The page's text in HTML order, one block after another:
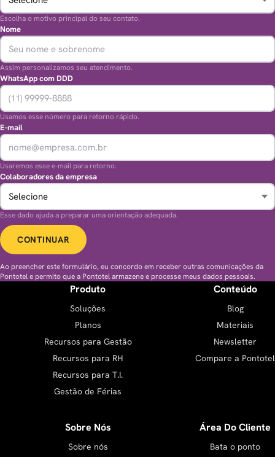
Escolha o motivo principal do seu contato.
Nome
Assim personalizamos seu atendimento.
WhatsApp com DDD
Usamos esse número para retorno rápido.
E-mail
Usaremos esse e-mail para retorno.
Colaboradores da empresa
Esse dado ajuda a preparar uma orientação adequada.
CONTINUAR
Ao preencher este formulário, eu concordo em receber outras comunicações da
Pontotel e permito que a Pontotel armazene e processe meus dados pessoais.
Produto
Soluções
Planos
Recursos para Gestão
Recursos para RH
Recursos para T.I.
Gestão de Férias
Conteúdo
Blog
Materiais
Newsletter
Compare a Pontotel
Sobre Nós
Sobre nós
Área Do Cliente
Bata o ponto